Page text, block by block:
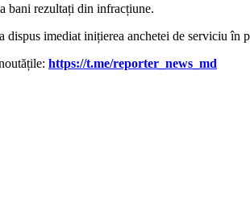
bani rezultați din infracțiune.
imediat inițierea anchetei de serviciu
https://t.me/reporter_news_md